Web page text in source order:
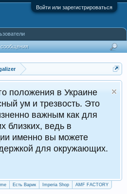
Войти или зарегистрироваться
положения в Украине
ум и трезвость. Это
важным как для
близких, ведь в
именно вы можете
для окружающих.
Есть Варик Imperia Shop AMF FACTORY